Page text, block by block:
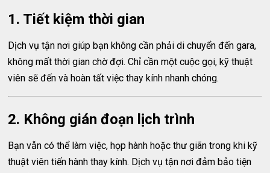
1. Tiết kiệm thời gian
Dịch vụ tận nơi giúp bạn không cần phải di chuyển đến gara,
không mất thời gian chờ đợi. Chỉ cần một cuộc gọi, kỹ thuật
viên sẽ đến và hoàn tất việc thay kính nhanh chóng.
2. Không gián đoạn lịch trình
Bạn vẫn có thể làm việc, họp hành hoặc thư giãn trong khi kỹ
thuật viên tiến hành thay kính. Dịch vụ tận nơi đảm bảo tiện